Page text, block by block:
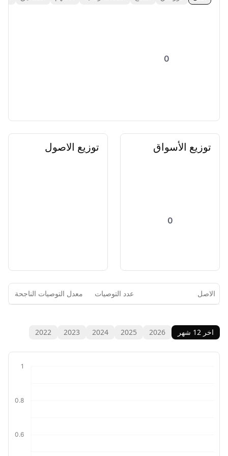
0
توزيع الأسواق
0
توزيع الاصول
الاصل عدد التوصيات معدل التوصيات الناجحة
اخر 12 شهر 2026
2025
2024
2023
2022
0.6
0.8
1